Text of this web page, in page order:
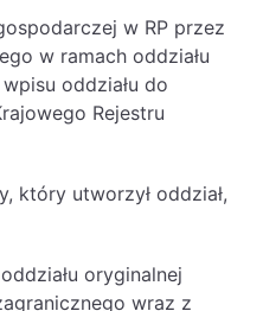
w RP przez
w ramach oddziału
oddziału do
Rejestru
który utworzył oddział,
oryginalnej
wraz z